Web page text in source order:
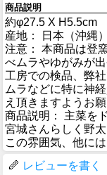
商品説明
約φ27.5 X H5.5cm
産地： 日本（沖縄）
注意： 本商品は登
べムラやゆがみが
工房での検品、弊
ムラなどに特に神
え頂きますようお
商品説明： 主菜を
宮城さんらしく野太
この雰囲気、他には
レビューを書く